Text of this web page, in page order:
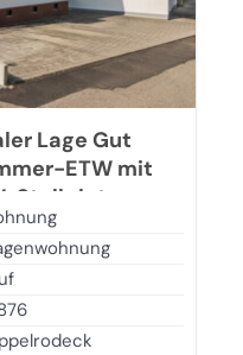
Lage Gut
ETW mit
Stellplatz